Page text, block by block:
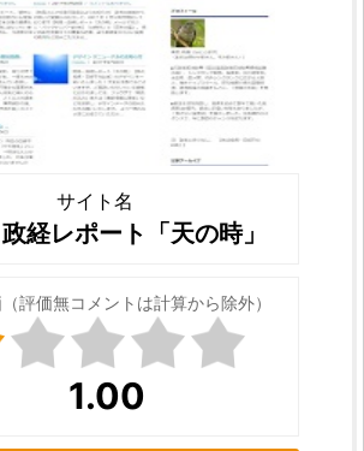
サイト名
経レポート「天の時」
評価無コメントは計算から除外）
1.00